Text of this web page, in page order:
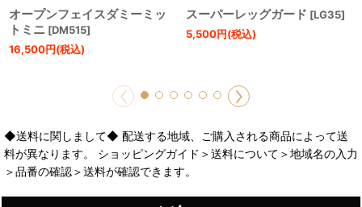
オープンフェイスダミーミッ
トミニ [DM515]
16,500円(税込)
スーパーレッグガード [LG35]
5,500円(税込)
◆送料に関しまして◆ 配送する地域、ご購入される商品によって送
料が異なります。 ショッピングガイド＞送料について＞地域名の入力
＞品番の確認＞送料が確認できます。